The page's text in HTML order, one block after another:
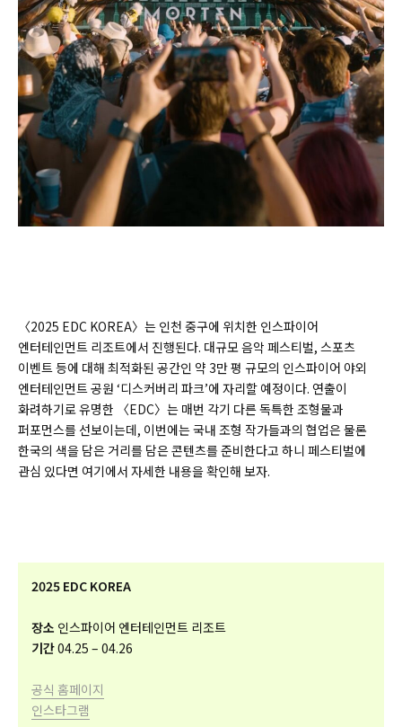
〈2025 EDC KOREA〉는 인천 중구에 위치한 인스파이어
엔터테인먼트 리조트에서 진행된다. 대규모 음악 페스티벌, 스포츠
이벤트 등에 대해 최적화된 공간인 약 3만 평 규모의 인스파이어 야외
엔터테인먼트 공원 ‘디스커버리 파크’에 자리할 예정이다. 연출이
화려하기로 유명한 〈EDC〉는 매번 각기 다른 독특한 조형물과
퍼포먼스를 선보이는데, 이번에는 국내 조형 작가들과의 협업은 물론
한국의 색을 담은 거리를 담은 콘텐츠를 준비한다고 하니 페스티벌에
관심 있다면 여기에서 자세한 내용을 확인해 보자.
2025 EDC KOREA
장소 인스파이어 엔터테인먼트 리조트
기간04.25 – 04.26
공식 홈페이지
인스타그램